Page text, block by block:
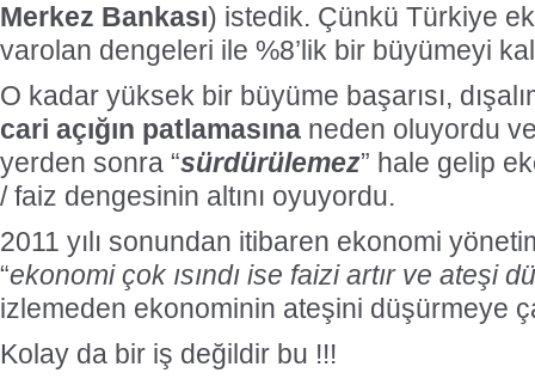
Merkez Bankası) istedik. Çünkü Türkiye
varolan dengeleri ile %8’lik bir büyümeyi
O kadar yüksek bir büyüme başarısı,
cari açığın patlamasına neden oluyordu
yerden sonra “sürdürülemez” hale gelip
/ faiz dengesinin altını oyuyordu.
2011 yılı sonundan itibaren ekonomi
“ekonomi çok ısındı ise faizi artır ve ateşi
izlemeden ekonominin ateşini düşürmeye
Kolay da bir iş değildir bu !!!